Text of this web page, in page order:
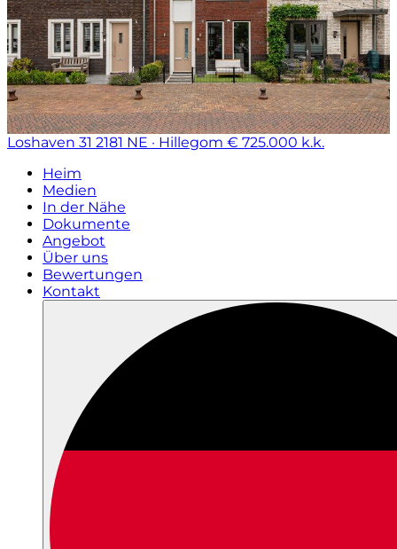
Loshaven 31 2181 NE · Hillegom € 725.000 k.k.
Heim
Medien
In der Nähe
Dokumente
Angebot
Über uns
Bewertungen
Kontakt